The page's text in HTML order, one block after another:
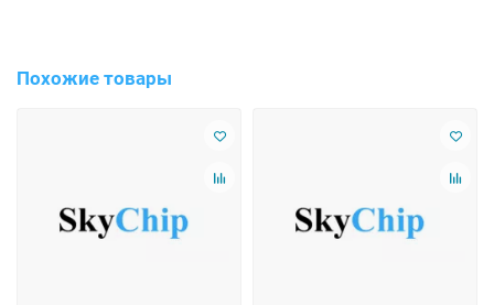
Похожие товары